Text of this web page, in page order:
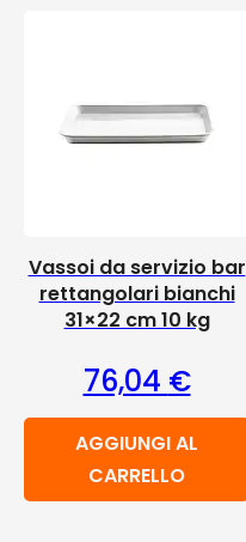
Vassoi da servizio bar
rettangolari bianchi
31×22 cm 10 kg
76,04 €
AGGIUNGI AL
CARRELLO